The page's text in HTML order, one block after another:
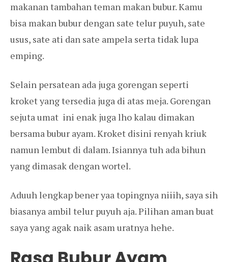
makanan tambahan teman makan bubur. Kamu
bisa makan bubur dengan sate telur puyuh, sate
usus, sate ati dan sate ampela serta tidak lupa
emping.
Selain persatean ada juga gorengan seperti
kroket yang tersedia juga di atas meja. Gorengan
sejuta umat ini enak juga lho kalau dimakan
bersama bubur ayam. Kroket disini renyah kriuk
namun lembut di dalam. Isiannya tuh ada bihun
yang dimasak dengan wortel.
Aduuh lengkap bener yaa topingnya niiih, saya sih
biasanya ambil telur puyuh aja. Pilihan aman buat
saya yang agak naik asam uratnya hehe.